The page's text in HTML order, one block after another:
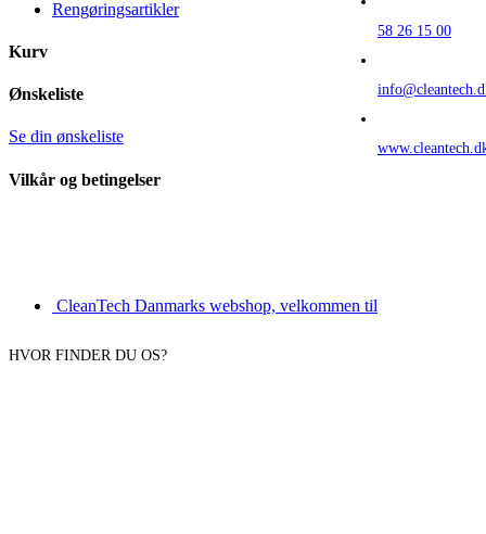
Rengøringsartikler
Kurv
Ønskeliste
Se din ønskeliste
Vilkår og betingelser
CleanTech Danmarks webshop, velkommen til
58 26 15 00
HVOR FINDER DU OS?